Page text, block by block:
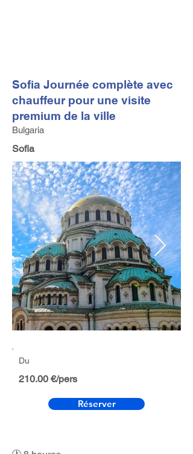
Sofia Journée complète avec
chauffeur pour une visite
premium de la ville
Bulgaria
Sofia
Du
210.00 €/pers
Réserver